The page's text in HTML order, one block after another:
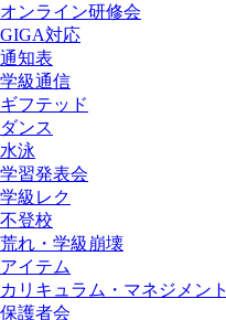
オンライン研修会
GIGA対応
通知表
学級通信
ギフテッド
ダンス
水泳
学習発表会
学級レク
不登校
荒れ・学級崩壊
アイテム
カリキュラム・マネジメント
保護者会